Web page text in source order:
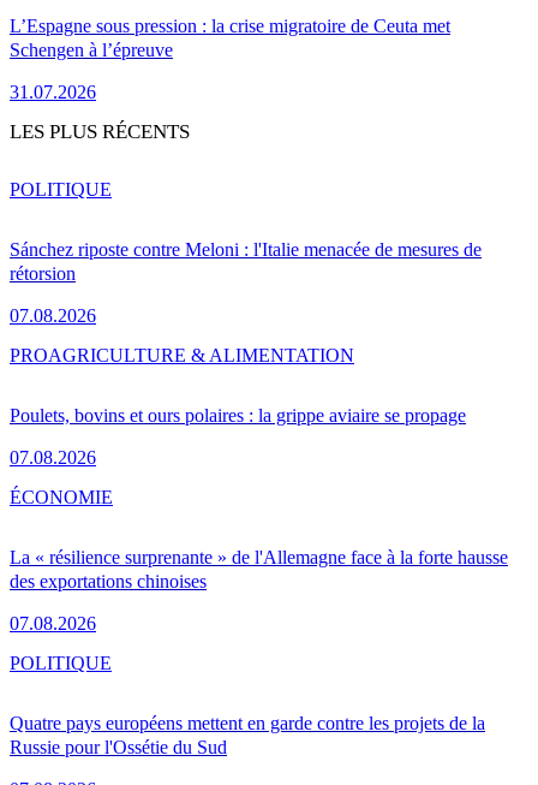
L’Espagne sous pression : la crise migratoire de Ceuta met
Schengen à l’épreuve
31.07.2026
LES PLUS RÉCENTS
Sánchez riposte contre Meloni : l'Italie menacée de mesures de
rétorsion
07.08.2026
POLITIQUE
Poulets, bovins et ours polaires : la grippe aviaire se propage
07.08.2026
PROAGRICULTURE & ALIMENTATION
La « résilience surprenante » de l'Allemagne face à la forte hausse
des exportations chinoises
07.08.2026
ÉCONOMIE
Quatre pays européens mettent en garde contre les projets de la
Russie pour l'Ossétie du Sud
POLITIQUE